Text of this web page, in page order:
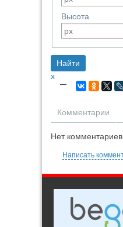
Высота
x
—
Комментарии
Нет
Написать